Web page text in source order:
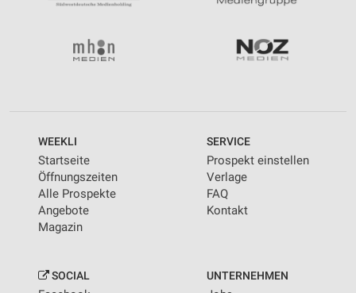
WEEKLI
Startseite
Öffnungszeiten
Alle Prospekte
Angebote
Magazin
SERVICE
Prospekt einstellen
Verlage
FAQ
Kontakt
SOCIAL UNTERNEHMEN